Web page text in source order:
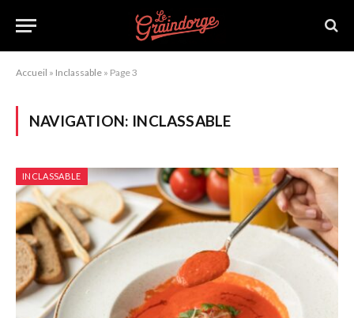
Accueil » Inclassable » Page 3
NAVIGATION: INCLASSABLE
INCLASSABLE